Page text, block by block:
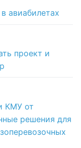
авиабилетах
проект и
КМУ от
решения для